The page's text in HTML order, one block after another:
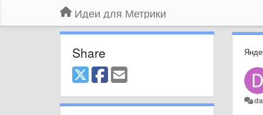
Идеи для Метрики
Share